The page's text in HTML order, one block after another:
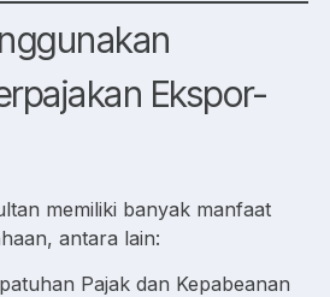
Ekspor-
memiliki banyak manfaat
antara lain:
Pajak dan Kepabeanan